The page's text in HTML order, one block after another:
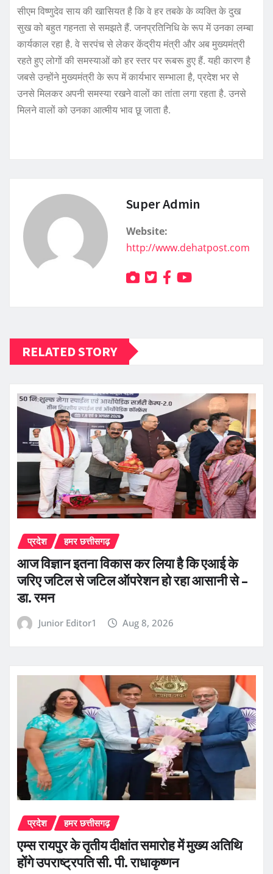
सीएम विष्णुदेव साय की खासियत है कि वे हर तबके के व्यक्ति के दुख
सुख को बहुत गहनता से समझते हैं. जनप्रतिनिधि के रूप में उनका लम्बा
कार्यकाल रहा है. वे सरपंच से लेकर केंद्रीय मंत्री और अब मुख्यमंत्री
रहते हुए लोगों की समस्याओं को हर स्तर पर रूबरू हुए हैं. यही कारण है
जबसे उन्होंने मुख्यमंत्री के रूप में कार्यभार सम्भाला है, प्रदेश भर से
उनसे मिलकर अपनी समस्या रखने वालों का तांता लगा रहता है. उनसे
मिलने वालों को उनका आत्मीय भाव छू जाता है.
Super Admin
Website:
http://www.dehatpost.com
RELATED STORY
प्रदेश हमर छत्तीसगढ़
आज विज्ञान इतना विकास कर लिया है कि एआई के
जरिए जटिल से जटिल ऑपरेशन हो रहा आसानी से –
डा. रमन
Junior Editor1 Aug 8, 2026
प्रदेश हमर छत्तीसगढ़
एम्स रायपुर के तृतीय दीक्षांत समारोह में मुख्य अतिथि
होंगे उपराष्ट्रपति सी. पी. राधाकृष्णन